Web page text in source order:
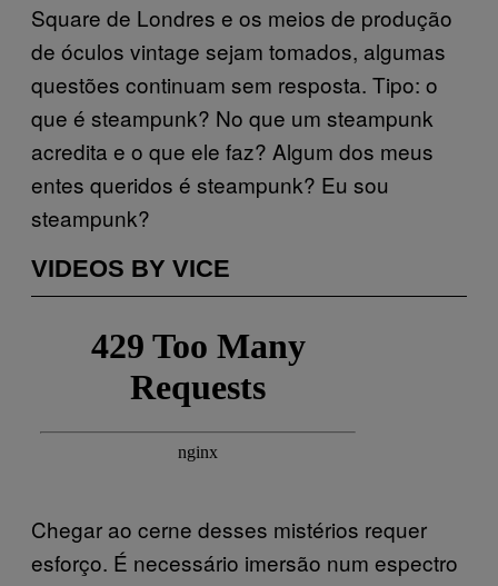
Square de Londres e os meios de produção
de óculos vintage sejam tomados, algumas
questões continuam sem resposta. Tipo: o
que é steampunk? No que um steampunk
acredita e o que ele faz? Algum dos meus
entes queridos é steampunk? Eu sou
steampunk?
VIDEOS BY VICE
Chegar ao cerne desses mistérios requer
esforço. É necessário imersão num espectro